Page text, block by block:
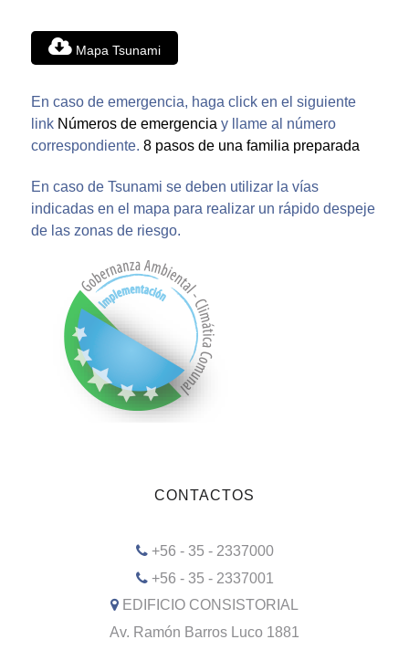
Mapa Tsunami
En caso de emergencia, haga click en el siguiente
link Números de emergencia y llame al número
correspondiente. 8 pasos de una familia preparada
En caso de Tsunami se deben utilizar la vías
indicadas en el mapa para realizar un rápido despeje
de las zonas de riesgo.
CONTACTOS
+56 - 35 - 2337000
+56 - 35 - 2337001
EDIFICIO CONSISTORIAL
Av. Ramón Barros Luco 1881